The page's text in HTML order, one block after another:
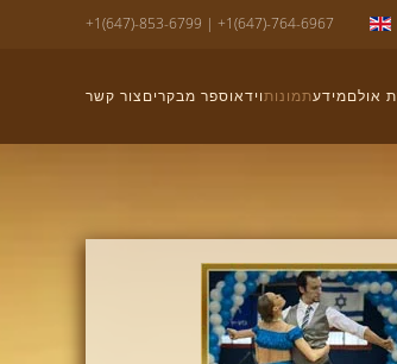
+1(647)-853-6799 | +1(647)-764-6967
אולםמידעתמונותוידאוספר מבקרים צור קשר